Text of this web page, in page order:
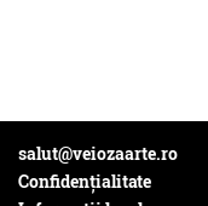
salut@veiozaarte.ro
Confidențialitate